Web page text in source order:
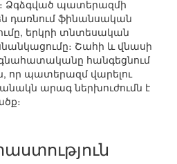
Ձգձգված պատերազմի
դառնում ֆինանսական
երկրի տնտեսական
Շահի և վնասի
հանգեցնում
որ պատերազմ վարելու
արագ ներխուժումն է